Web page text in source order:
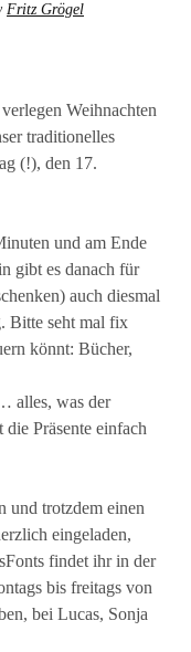
Fritz Grögel
Weihnachten
traditionelles
(!), den 17.
und am Ende
gibt es danach für
auch diesmal
Bitte seht mal fix
könnt: Bücher,
alles, was der
Präsente einfach
und trotzdem einen
eingeladen,
findet ihr in der
bis freitags von
bei Lucas, Sonja